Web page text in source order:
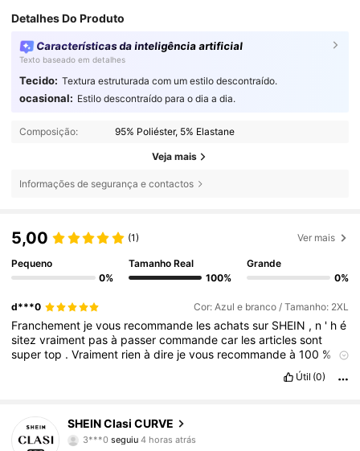
Detalhes Do Produto
Características da inteligência artificial
Texto baseado em detalhes
Tecido: Textura estruturada com um estilo descontraído.
ocasional: Estilo descontraído para o dia a dia.
Composição: 95% Poliéster, 5% Elastane
Veja mais
Informações de segurança e contactos
5,00 (1) Ver mais
Pequeno
0%
Tamanho Real
100%
Grande
0%
d***0 Cor: Azul e branco / Tamanho: 2XL
Franchement jevous recommande lesachatssur SHEIN , n ' hé
sitezvraiment pasà passercommandecar lesarticlessont
supertop .Vraiment rienàdire jevous recommandeà100 %
ne
les
commandecar
Útil (0)
SHEIN Clasi CURVE
3***0seguiu4 horas atrás
L***sestá a navegar